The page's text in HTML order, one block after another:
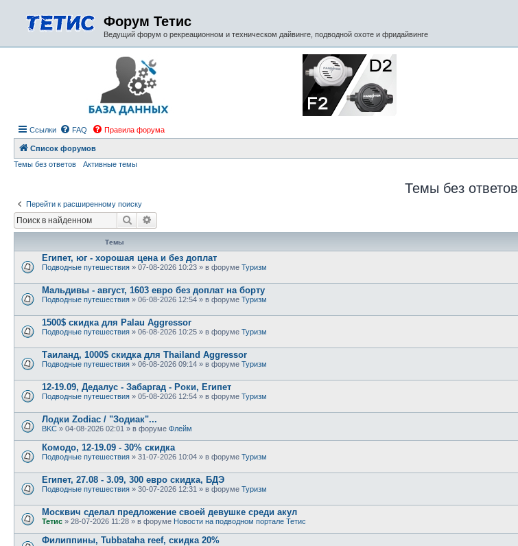
Форум Тетис
Ведущий форум о рекреационном и техническом дайвинге, подводной охоте и фридайвинге
Ссылки FAQ Правила форума
Список форумов
Темы без ответов
Активные темы
Темы без ответов
Перейти к расширенному поиску
Поиск
Темы
Египет, юг - хорошая цена и без доплат
Подводные путешествия » 07-08-2026 10:23 » в форуме Туризм
Мальдивы - август, 1603 евро без доплат на борту
Подводные путешествия » 06-08-2026 12:54 » в форуме Туризм
1500$ скидка для Palau Aggressor
Подводные путешествия » 06-08-2026 10:25 » в форуме Туризм
Таиланд, 1000$ скидка для Thailand Aggressor
Подводные путешествия » 06-08-2026 09:14 » в форуме Туризм
12-19.09, Дедалус - Забаргад - Роки, Египет
Подводные путешествия » 05-08-2026 12:54 » в форуме Туризм
Лодки Zodiac / "Зодиак"...
BKC » 04-08-2026 02:01 » в форуме Флейм
Комодо, 12-19.09 - 30% скидка
Подводные путешествия » 31-07-2026 10:04 » в форуме Туризм
Египет, 27.08 - 3.09, 300 евро скидка, БДЭ
Подводные путешествия » 30-07-2026 12:31 » в форуме Туризм
Москвич сделал предложение своей девушке среди акул
Тетис » 28-07-2026 11:28 » в форуме Новости на подводном портале Тетис
Филиппины, Tubbataha reef, скидка 20%